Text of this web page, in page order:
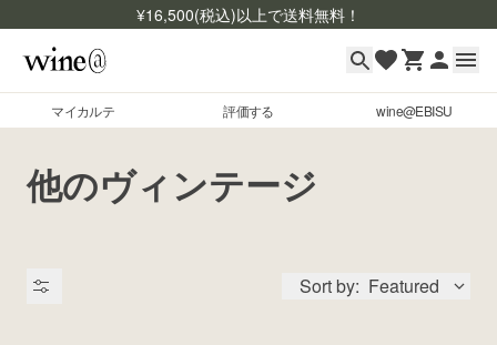
¥16,500(税込)以上で送料無料！
マイカルテ 評価する wine@EBISU
マイカルテ
評価する
商品検索
他のヴィンテージ
Sort by: Featured